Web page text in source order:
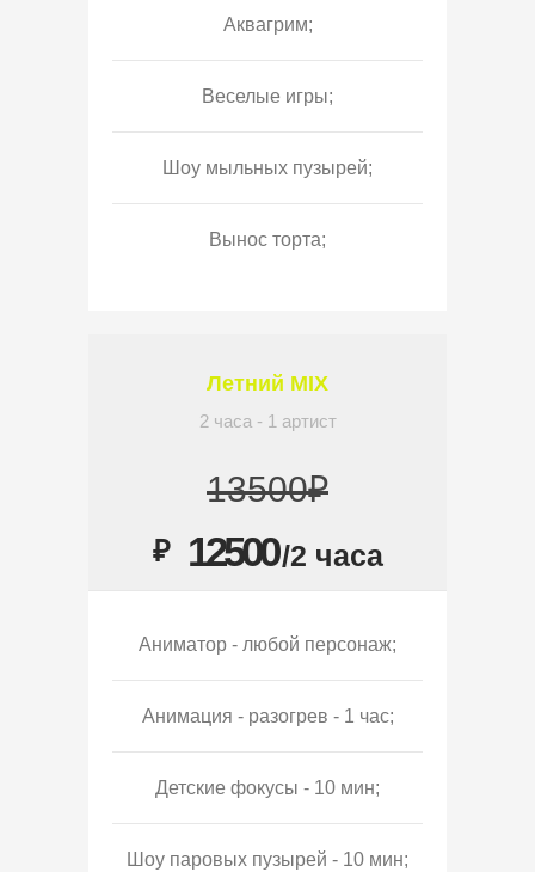
Аквагрим;
Веселые игры;
Шоу мыльных пузырей;
Вынос торта;
Летний MIX
2 часа - 1 артист
13500₽
₽ 12500/2 часа
Аниматор - любой персонаж;
Анимация - разогрев - 1 час;
Детские фокусы - 10 мин;
Шоу паровых пузырей - 10 мин;